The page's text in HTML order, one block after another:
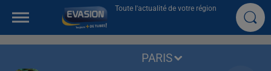
Toute l'actualité de votre région
PARIS